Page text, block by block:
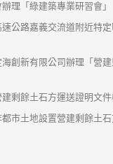
理「綠建築專業研習會」
公路嘉義交流道附近特
創新有限公司辦理「營
剩餘土石方運送證明文
市土地設置營建剩餘土石